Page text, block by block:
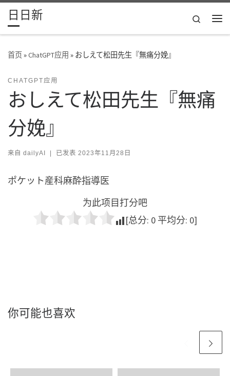
Skip to content
日日新
Search
首页»ChatGPT应用 » おしえて松田先生『無痛分娩』
CHATGPT应用
おしえて松田先生『無痛
分娩』
来自 dailyAI | 已发表 2023年11月28日
ポケット産科麻酔指導医
为此项目打分吧
[总分: 0 平均分: 0]
你可能也喜欢